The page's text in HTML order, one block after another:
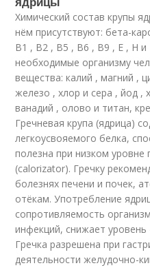
Химический состав крупы
нём присутствуют: бета-
В1 , В2 , В5 , В6 , В9 , Е , Н и
необходимые организму
вещества: калий , магний ,
железо , хлор и сера , йод
ванадий , олово и титан,
Гречневая крупа (ядрица)
легкоусвояемого белка,
полезна при низком уровне
(calorizator). Гречку
болезнях печени и почек,
отёкам. Употребление
сопротивляемость
инфекций, снижает уровень
Гречка разрешена при
деятельности желудочно-